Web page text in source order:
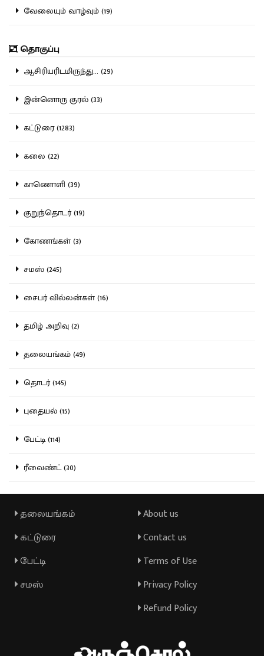
வேலையும் வாழ்வும் (19)
தொகுப்பு
ஆசிரியரிடமிருந்து... (29)
இன்னொரு குரல் (33)
கட்டுரை (1283)
கலை (22)
காணொளி (39)
குறுந்தொடர் (19)
கோணங்கள் (3)
சமஸ் (245)
சைபர் வில்லன்கள் (16)
தமிழ் அறிவு (2)
தலையங்கம் (49)
தொடர் (145)
புதையல் (15)
பேட்டி (114)
ரீவைண்ட் (30)
தலையங்கம்
கட்டுரை
பேட்டி
சமஸ்
About us
Contact us
Terms of Use
Privacy Policy
Refund Policy